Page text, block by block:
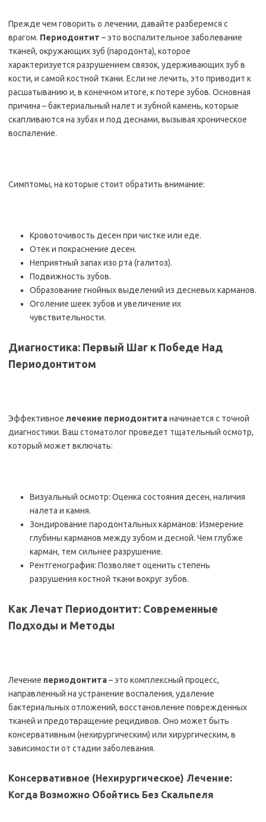
Прежде чем говорить о лечении, давайте разберемся с
врагом. Периодонтит – это воспалительное заболевание
тканей, окружающих зуб (пародонта), которое
характеризуется разрушением связок, удерживающих зуб в
кости, и самой костной ткани. Если не лечить, это приводит к
расшатыванию и, в конечном итоге, к потере зубов. Основная
причина – бактериальный налет и зубной камень, которые
скапливаются на зубах и под деснами, вызывая хроническое
воспаление.
Симптомы, на которые стоит обратить внимание:
Кровоточивость десен при чистке или еде.
Отек и покраснение десен.
Неприятный запах изо рта (галитоз).
Подвижность зубов.
Образование гнойных выделений из десневых карманов.
Оголение шеек зубов и увеличение их
чувствительности.
Диагностика: Первый Шаг к Победе Над
Периодонтитом
Эффективное лечение периодонтитаначинается с точной
диагностики. Ваш стоматолог проведет тщательный осмотр,
который может включать:
Визуальный осмотр: Оценка состояния десен, наличия
налета и камня.
Зондирование пародонтальных карманов: Измерение
глубины карманов между зубом и десной. Чем глубже
карман, тем сильнее разрушение.
Рентгенография: Позволяет оценить степень
разрушения костной ткани вокруг зубов.
Как Лечат Периодонтит: Современные
Подходы и Методы
Лечение периодонтита– это комплексный процесс,
направленный на устранение воспаления, удаление
бактериальных отложений, восстановление поврежденных
тканей и предотвращение рецидивов. Оно может быть
консервативным (нехирургическим) или хирургическим, в
зависимости от стадии заболевания.
Консервативное (Нехирургическое) Лечение:
Когда Возможно Обойтись Без Скальпеля